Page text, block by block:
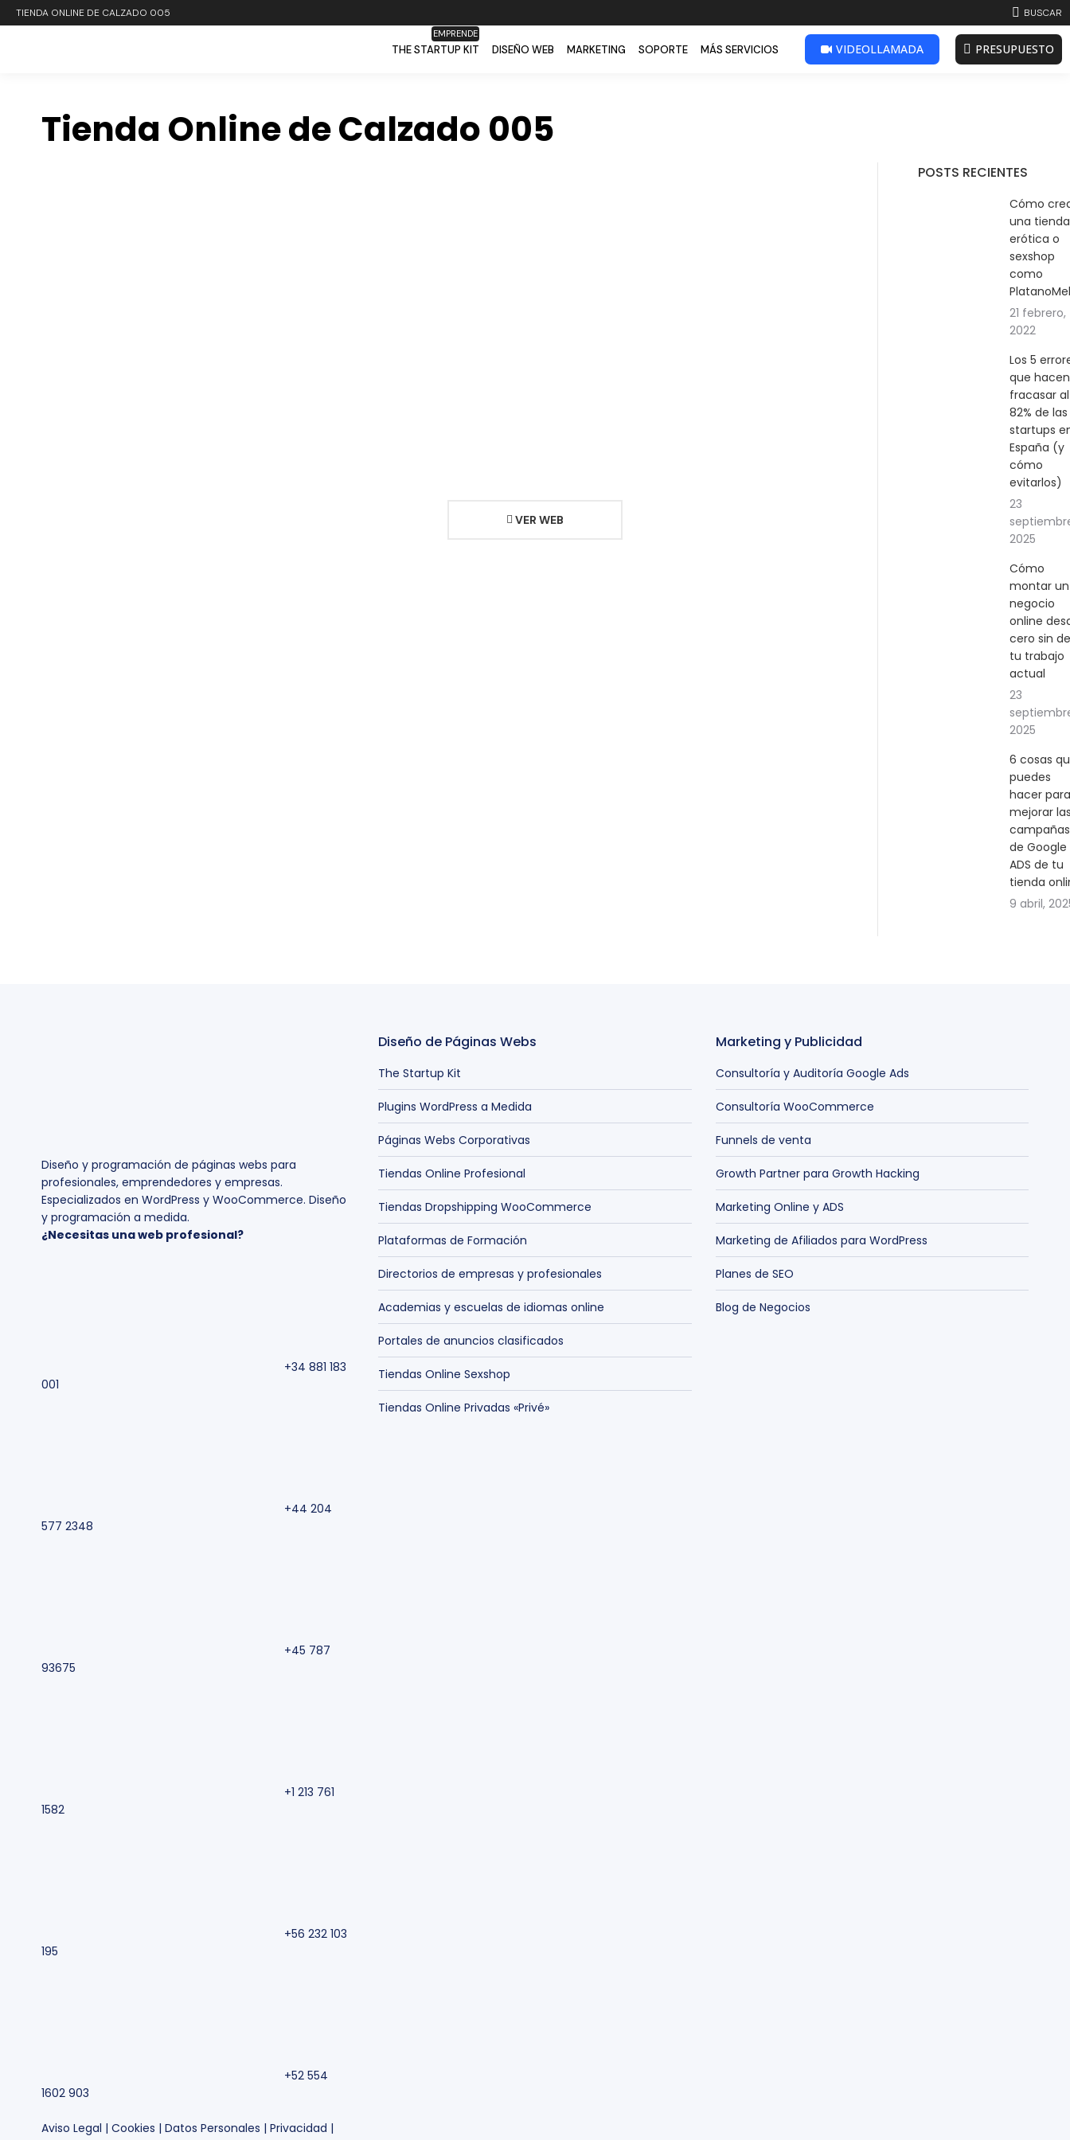
TIENDA ONLINE DE CALZADO 005 BUSCAR:
BUSCAR
THE STARTUP KIT
EMPRENDE
DISEÑO WEB MARKETING SOPORTE MÁS SERVICIOS VIDEOLLAMADA PRESUPUESTO
Tienda Online de Calzado 005
VER WEB
POSTS RECIENTES
Cómo
una tienda
erótica o
sexshop
como
21 febrero,
2022
Los 5
que hacen
fracasar al
82% de las
startups
España (y
cómo
evitarlos)
23
2025
Cómo
montar un
negocio
online
cero sin
tu trabajo
actual
23
2025
6 cosas
puedes
hacer para
mejorar
campañas
de Google
ADS de tu
tienda
9 abril,
Diseño y programación de páginas webs para
profesionales, emprendedores y empresas.
Especializados en WordPress y WooCommerce. Diseño
y programación a medida.
¿Necesitas una web profesional?
+34 881 183
001
+44 204
577 2348
+45 787
93675
+1 213 761
1582
+56 232 103
195
+52 554
1602 903
Aviso Legal | Cookies | Datos Personales | Privacidad |
Diseño de Páginas Webs
The Startup Kit
Plugins WordPress a Medida
Páginas Webs Corporativas
Tiendas Online Profesional
Tiendas Dropshipping WooCommerce
Plataformas de Formación
Directorios de empresas y profesionales
Academias y escuelas de idiomas online
Portales de anuncios clasificados
Tiendas Online Sexshop
Tiendas Online Privadas «Privé»
Marketing y Publicidad
Consultoría y Auditoría Google Ads
Consultoría WooCommerce
Funnels de venta
Growth Partner para Growth Hacking
Marketing Online y ADS
Marketing de Afiliados para WordPress
Planes de SEO
Blog de Negocios